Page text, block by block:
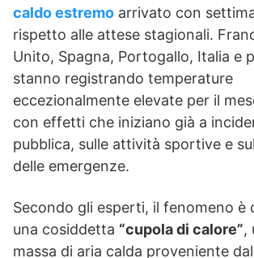
caldo estremo arrivato con
rispetto alle attese stagionali.
Unito, Spagna, Portogallo, Italia e
stanno registrando temperature
eccezionalmente elevate per il
con effetti che iniziano già a
pubblica, sulle attività sportive e
delle emergenze.
Secondo gli esperti, il fenomeno è
una cosiddetta “cupola di calore”,
massa di aria calda proveniente